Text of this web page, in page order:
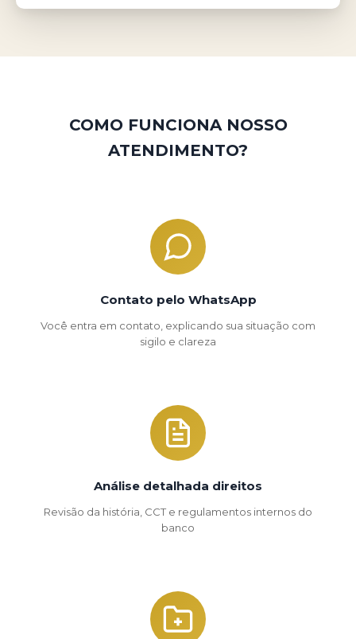
COMO FUNCIONA NOSSO
ATENDIMENTO?
Contato pelo WhatsApp
Você entra em contato, explicando sua situação com
sigilo e clareza
Análise detalhada direitos
Revisão da história, CCT e regulamentos internos do
banco